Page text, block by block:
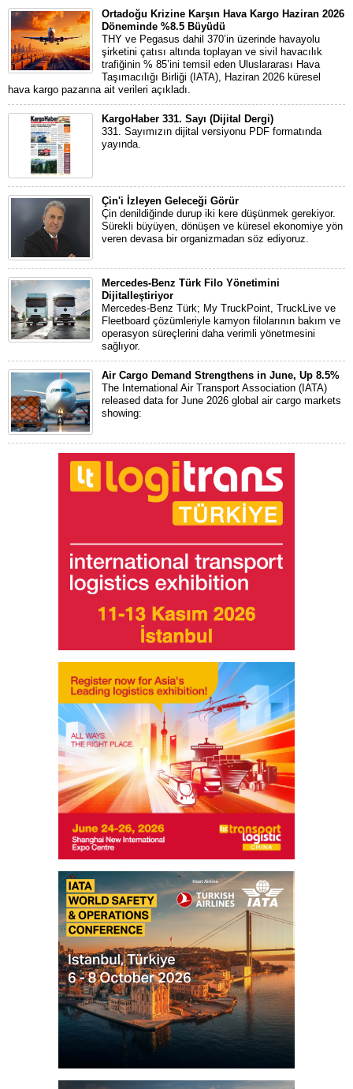
Ortadoğu Krizine Karşın Hava Kargo Haziran 2026
Döneminde %8.5 Büyüdü
THY ve Pegasus dahil 370’in üzerinde havayolu
şirketini çatısı altında toplayan ve sivil havacılık
trafiğinin % 85’ini temsil eden Uluslararası Hava
Taşımacılığı Birliği (IATA), Haziran 2026 küresel
hava kargo pazarına ait verileri açıkladı.
KargoHaber 331. Sayı (Dijital Dergi)
331. Sayımızın dijital versiyonu PDF formatında
yayında.
Çin'i İzleyen Geleceği Görür
Çin denildiğinde durup iki kere düşünmek gerekiyor.
Sürekli büyüyen, dönüşen ve küresel ekonomiye yön
veren devasa bir organizmadan söz ediyoruz.
Mercedes-Benz Türk Filo Yönetimini
Dijitalleştiriyor
Mercedes-Benz Türk; My TruckPoint, TruckLive ve
Fleetboard çözümleriyle kamyon filolarının bakım ve
operasyon süreçlerini daha verimli yönetmesini
sağlıyor.
Air Cargo Demand Strengthens in June, Up 8.5%
The International Air Transport Association (IATA)
released data for June 2026 global air cargo markets
showing: